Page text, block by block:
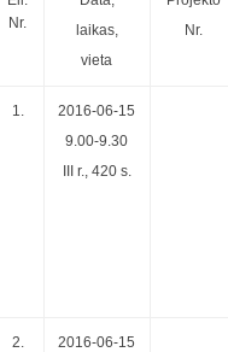
Nr.
laikas,
vieta
Nr.
1.
2016-06-15
9.00-9.30
III r., 420 s.
2.
2016-06-15